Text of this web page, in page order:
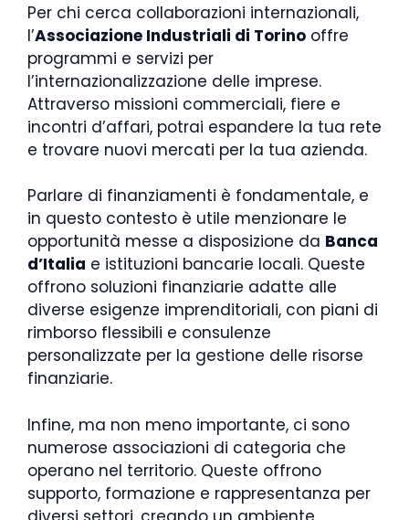
Per chi cerca collaborazioni internazionali,
l’Associazione Industriali di Torino offre
programmi e servizi per
l’internazionalizzazione delle imprese.
Attraverso missioni commerciali, fiere e
incontri d’affari, potrai espandere la tua rete
e trovare nuovi mercati per la tua azienda.
Parlare di finanziamenti è fondamentale, e
in questo contesto è utile menzionare le
opportunità messe a disposizione da Banca
d’Italia e istituzioni bancarie locali. Queste
offrono soluzioni finanziarie adatte alle
diverse esigenze imprenditoriali, con piani di
rimborso flessibili e consulenze
personalizzate per la gestione delle risorse
finanziarie.
Infine, ma non meno importante, ci sono
numerose associazioni di categoria che
operano nel territorio. Queste offrono
supporto, formazione e rappresentanza per